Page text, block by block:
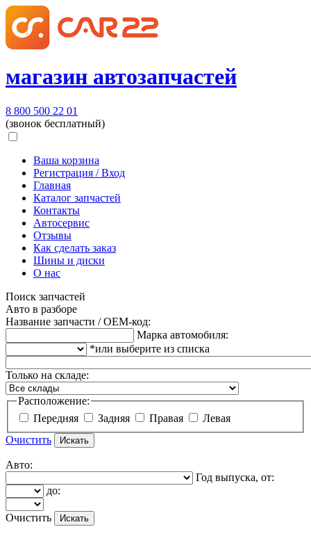
магазин автозапчастей
8 800 500 22 01
(звонок бесплатный)
Ваша корзина
Регистрация / Вход
Главная
Каталог запчастей
Контакты
Автосервис
Отзывы
Как сделать заказ
Шины и диски
О нас
Поиск запчастей
Авто в разборе
Название запчасти / OEM-код:
Марка автомобиля:
*или выберите из списка
Только на складе:
Расположение:
Передняя
Задняя Правая
Левая
Очистить
Авто:
Год выпуска, от:
до:
Очистить